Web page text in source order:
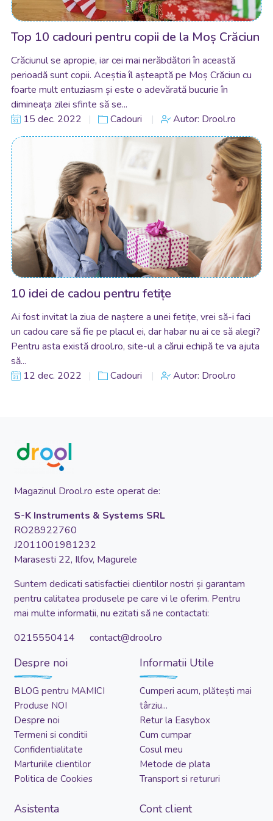
Top 10 cadouri pentru copii de la Moș Crăciun
Crăciunul se apropie, iar cei mai nerăbdători în această
perioadă sunt copii. Aceștia îl așteaptă pe Moș Crăciun cu
foarte mult entuziasm și este o adevărată bucurie în
dimineața zilei sfinte să se...
15 dec. 2022
Cadouri Autor: Drool.ro
10 idei de cadou pentru fetițe
Ai fost invitat la ziua de naștere a unei fetițe, vrei să-i faci
un cadou care să fie pe placul ei, dar habar nu ai ce să alegi?
Pentru asta există drool.ro, site-ul a cărui echipă te va ajuta
să...
12 dec. 2022
Cadouri Autor: Drool.ro
Magazinul Drool.ro este operat de:
S-K Instruments & Systems SRL
RO28922760
J2011001981232
Marasesti 22, Ilfov, Magurele
Suntem dedicati satisfactiei clientilor nostri și garantam
pentru calitatea produsele pe care vi le oferim. Pentru
mai multe informatii, nu ezitati să ne contactati:
0215550414 contact@drool.ro
Despre noi
BLOG pentru MAMICI
Produse NOI
Despre noi
Termeni si conditii
Confidentialitate
Marturiile clientilor
Politica de Cookies
Informatii Utile
Cumperi acum, plătești mai
târziu...
Retur la Easybox
Cum cumpar
Cosul meu
Metode de plata
Transport si retururi
Asistenta Cont client